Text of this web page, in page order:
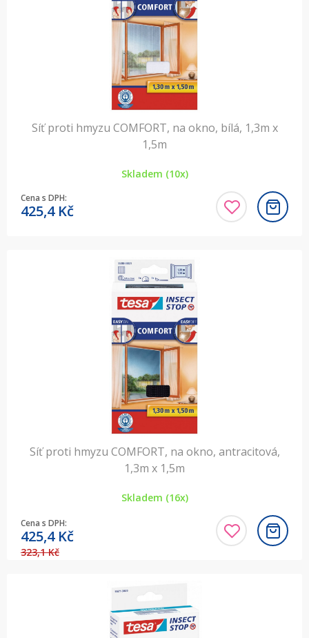
Síť proti hmyzu COMFORT, na okno, bílá, 1,3m x
1,5m
Skladem (10x)
Cena s DPH:
425,4 Kč
Síť proti hmyzu COMFORT, na okno, antracitová,
1,3m x 1,5m
Skladem (16x)
Cena s DPH:
425,4 Kč
323,1 Kč